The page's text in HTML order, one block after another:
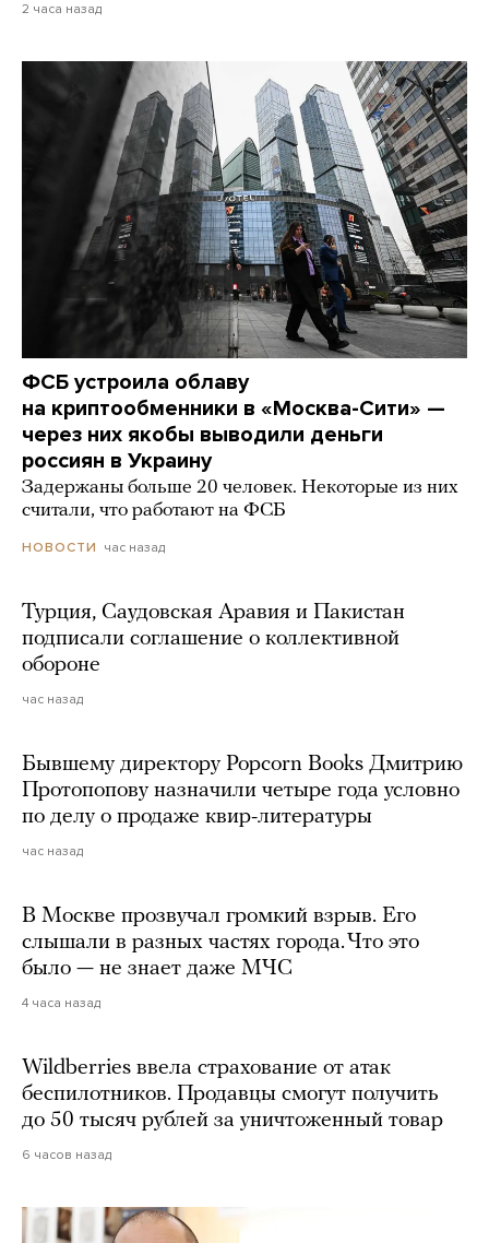
2 часа назад
ФСБ устроила облаву
на криптообменники в «Москва-Сити» —
через них якобы выводили деньги
россиян в Украину
Задержаны больше 20 человек. Некоторые из них
считали, что работают на ФСБ
НОВОСТИ час назад
Турция, Саудовская Аравия и Пакистан
подписали соглашение о коллективной
обороне
час назад
Бывшему директору Popcorn Books Дмитрию
Протопопову назначили четыре года условно
по делу о продаже квир-литературы
час назад
В Москве прозвучал громкий взрыв. Его
слышали в разных частях города. Что это
было — не знает даже МЧС
4 часа назад
Wildberries ввела страхование от атак
беспилотников. Продавцы смогут получить
до 50 тысяч рублей за уничтоженный товар
6 часов назад